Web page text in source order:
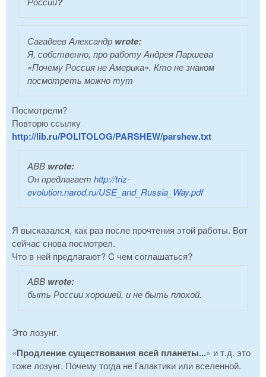
Сагадеев Александр wrote:
Я, собственно, про работу Андрея Паршева
«Почему Россия не Америка». Кто не знаком
посмотреть можно тут
Посмотрели?
Повторю ссылку
http://lib.ru/POLITOLOG/PARSHEW/parshew.txt
ABB wrote:
Он предлагает http://triz-
evolution.narod.ru/USE_and_Russia_Way.pdf
Я высказался, как раз после прочтения этой работы. Вот
сейчас снова посмотрел.
Что в ней предлагают? C чем соглашаться?
ABB wrote:
быть России хорошей, и не быть плохой.
Это лозунг.
«Продление существования всей планеты...» и т.д. это
тоже лозунг. Почему тогда не Галактики или вселенной.